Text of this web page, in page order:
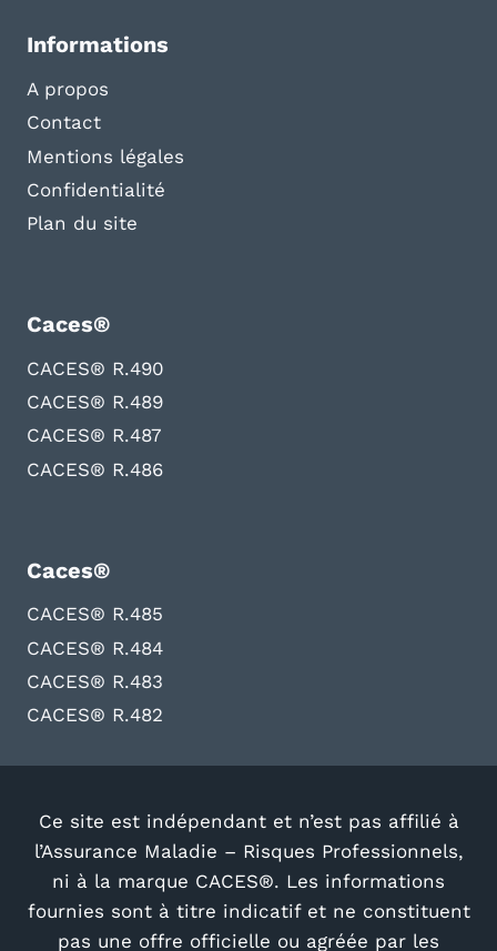
Informations
A propos
Contact
Mentions légales
Confidentialité
Plan du site
Caces®
CACES® R.490
CACES® R.489
CACES® R.487
CACES® R.486
Caces®
CACES® R.485
CACES® R.484
CACES® R.483
CACES® R.482
Ce site est indépendant et n’est pas affilié à
l’Assurance Maladie – Risques Professionnels,
ni à la marque CACES®. Les informations
fournies sont à titre indicatif et ne constituent
pas une offre officielle ou agréée par les